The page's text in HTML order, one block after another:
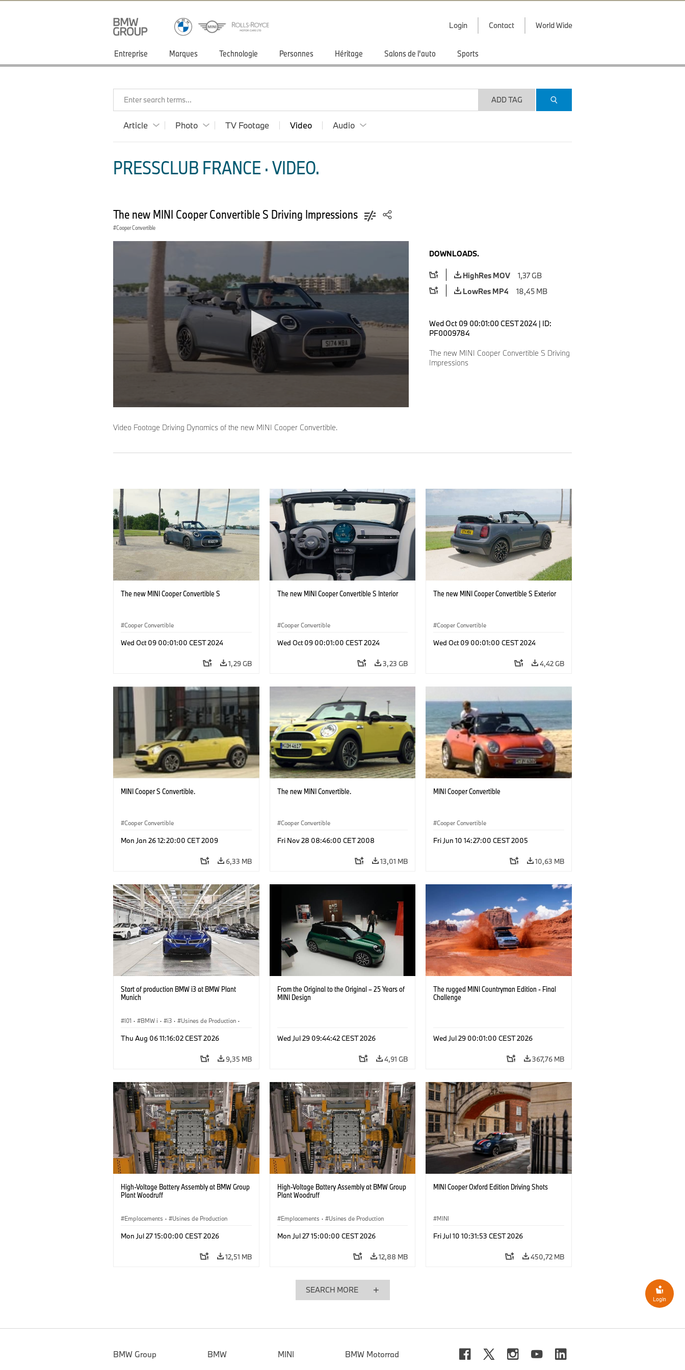
Login Contact World Wide
Entreprise Marques Technologie Personnes Héritage Salons de l'auto Sports
Enter search terms... ADD TAG
Article Photo TV Footage Video Audio
PRESSCLUB FRANCE · VIDEO.
The new MINI Cooper Convertible S Driving Impressions
Cooper Convertible
of
90%
DOWNLOADS.
HighRes MOV
1,37 GB
LowRes MP4
18,45 MB
Wed Oct 09 00:01:00 CEST 2024 | ID:
PF0009784
The new MINI Cooper Convertible S Driving
Impressions
Video Footage Driving Dynamics of the new MINI Cooper Convertible.
The new MINI Cooper Convertible S
Cooper Convertible
Wed Oct 09 00:01:00 CEST 2024
1,29 GB
The new MINI Cooper Convertible S Interior
Cooper Convertible
Wed Oct 09 00:01:00 CEST 2024
3,23 GB
The new MINI Cooper Convertible S Exterior
Cooper Convertible
Wed Oct 09 00:01:00 CEST 2024
4,42 GB
MINI Cooper S Convertible.
Cooper Convertible
Mon Jan 26 12:20:00 CET 2009
6,33 MB
The new MINI Convertible.
Cooper Convertible
Fri Nov 28 08:46:00 CET 2008
13,01 MB
MINI Cooper Convertible
Cooper Convertible
Fri Jun 10 14:27:00 CEST 2005
10,63 MB
Start of production BMW i3 at BMW Plant
Munich
I01 · BMW i · i3 · Usines de Production ·
Production, Recyclage
Thu Aug 06 11:16:02 CEST 2026
9,35 MB
From the Original to the Original – 25 Years of
MINI Design
Wed Jul 29 09:44:42 CEST 2026
4,91 GB
The rugged MINI Countryman Edition - Final
Challenge
Wed Jul 29 00:01:00 CEST 2026
367,76 MB
High-Voltage Battery Assembly at BMW Group
Plant Woodruff
Emplacements · Usines de Production
Mon Jul 27 15:00:00 CEST 2026
12,51 MB
High-Voltage Battery Assembly at BMW Group
Plant Woodruff
Emplacements · Usines de Production
Mon Jul 27 15:00:00 CEST 2026
12,88 MB
MINI Cooper Oxford Edition Driving Shots
MINI
Fri Jul 10 10:31:53 CEST 2026
450,72 MB
SEARCH MORE
BMW Group BMW MINI BMW Motorrad
Login